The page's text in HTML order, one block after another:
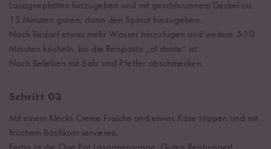
Lasagneplatten hinzugeben und mit geschlossenem Deckel ca.
15 Minuten garen, dann den Spinat hinzugeben.
Nach Bedarf etwas mehr Wasser hinzufügen und weitere 5-10
Minuten köcheln, bis die Reispasta „al dente“ ist.
Nach Belieben mit Salz und Pfeffer abschmecken.
Schritt 03
Mit einem Klecks Creme Fraîche und etwas Käse toppen und mit
frischem Basilikum servieren.